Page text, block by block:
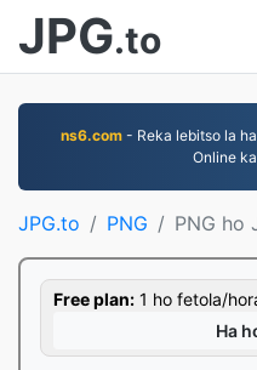
JPG.to
ns6.com - Reka lebitso la
Online
JPG.to PNG PNG ho
Free plan: 1 ho fetola/
Ha